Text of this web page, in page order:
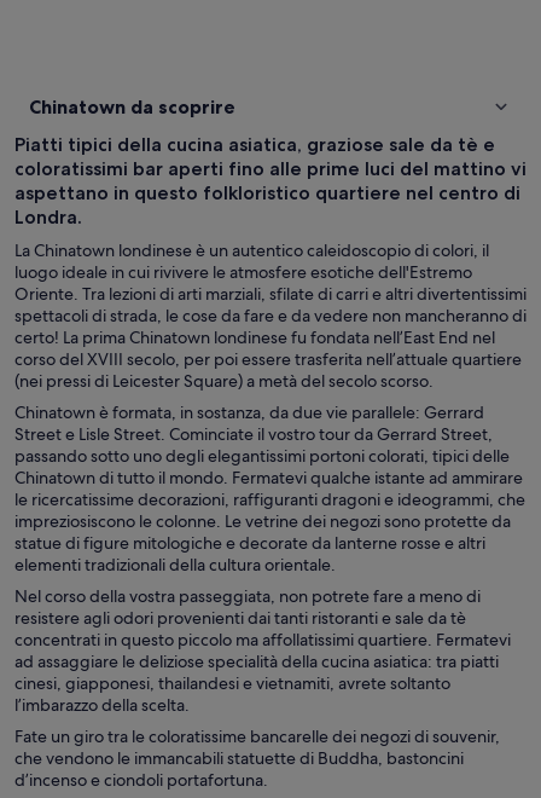
Chinatown da scoprire
Piatti tipici della cucina asiatica, graziose sale da tè e
coloratissimi bar aperti fino alle prime luci del mattino vi
aspettano in questo folkloristico quartiere nel centro di
Londra.
La Chinatown londinese è un autentico caleidoscopio di colori, il
luogo ideale in cui rivivere le atmosfere esotiche dell'Estremo
Oriente. Tra lezioni di arti marziali, sfilate di carri e altri divertentissimi
spettacoli di strada, le cose da fare e da vedere non mancheranno di
certo! La prima Chinatown londinese fu fondata nell’East End nel
corso del XVIII secolo, per poi essere trasferita nell’attuale quartiere
(nei pressi di Leicester Square) a metà del secolo scorso.
Chinatown è formata, in sostanza, da due vie parallele: Gerrard
Street e Lisle Street. Cominciate il vostro tour da Gerrard Street,
passando sotto uno degli elegantissimi portoni colorati, tipici delle
Chinatown di tutto il mondo. Fermatevi qualche istante ad ammirare
le ricercatissime decorazioni, raffiguranti dragoni e ideogrammi, che
impreziosiscono le colonne. Le vetrine dei negozi sono protette da
statue di figure mitologiche e decorate da lanterne rosse e altri
elementi tradizionali della cultura orientale.
Nel corso della vostra passeggiata, non potrete fare a meno di
resistere agli odori provenienti dai tanti ristoranti e sale da tè
concentrati in questo piccolo ma affollatissimi quartiere. Fermatevi
ad assaggiare le deliziose specialità della cucina asiatica: tra piatti
cinesi, giapponesi, thailandesi e vietnamiti, avrete soltanto
l’imbarazzo della scelta.
Fate un giro tra le coloratissime bancarelle dei negozi di souvenir,
che vendono le immancabili statuette di Buddha, bastoncini
d’incenso e ciondoli portafortuna.